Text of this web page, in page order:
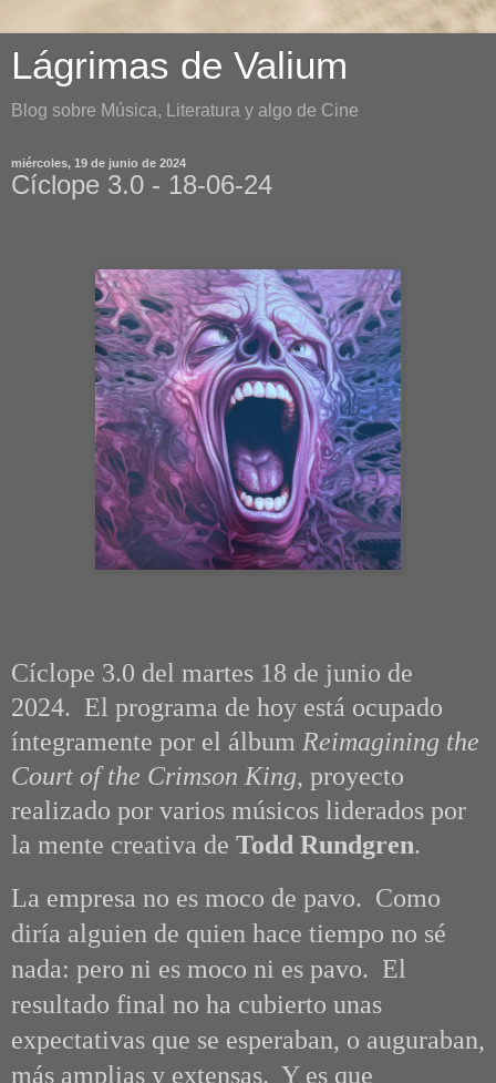
Lágrimas de Valium
Blog sobre Música, Literatura y algo de Cine
miércoles, 19 de junio de 2024
Cíclope 3.0 - 18-06-24
Cíclope 3.0 del martes 18 de junio de
2024. El programa de hoy está ocupado
íntegramente por el álbum Reimagining the
Court of the Crimson King, proyecto
realizado por varios músicos liderados por
la mente creativa de Todd Rundgren.
La empresa no es moco de pavo. Como
diría alguien de quien hace tiempo no sé
nada: pero ni es moco ni es pavo. El
resultado final no ha cubierto unas
expectativas que se esperaban, o auguraban,
más amplias y extensas. Y es que